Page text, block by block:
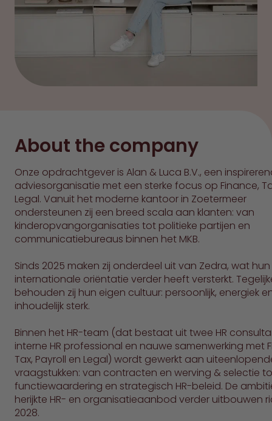
About the company
Onze opdrachtgever is Alan & Luca B.V., een
adviesorganisatie met een sterke focus op Finance,
Legal. Vanuit het moderne kantoor in Zoetermeer
ondersteunen zij een breed scala aan klanten: van
kinderopvangorganisaties tot politieke partijen en
communicatiebureaus binnen het MKB.
Sinds 2025 maken zij onderdeel uit van Zedra, wat hun
internationale oriëntatie verder heeft versterkt.
behouden zij hun eigen cultuur: persoonlijk, energiek
inhoudelijk sterk.
Binnen het HR-team (dat bestaat uit twee HR
interne HR professional en nauwe samenwerking met
Tax, Payroll en Legal) wordt gewerkt aan
vraagstukken: van contracten en werving & selectie
functiewaardering en strategisch HR-beleid. De
herijkte HR- en organisatieaanbod verder uitbouwen
2028.